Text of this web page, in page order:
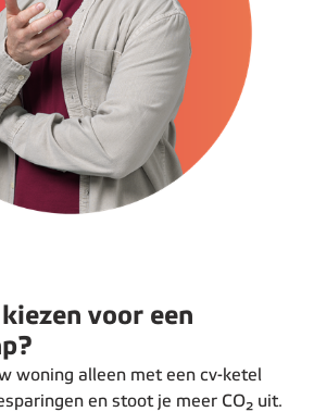
voor een
woning alleen met een cv-ketel
en stoot je meer CO₂ uit.